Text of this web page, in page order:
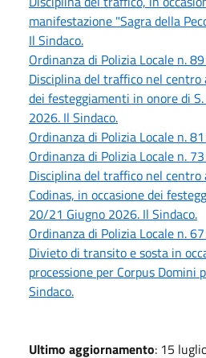
manifestazione "Sagra della
Il Sindaco.
Ordinanza di Polizia Locale n.
Disciplina del traffico nel
dei festeggiamenti in onore di
2026. Il Sindaco.
Ordinanza di Polizia Locale n.
Ordinanza di Polizia Locale n.
Disciplina del traffico nel
Codinas, in occasione dei
20/21 Giugno 2026. Il Sindaco.
Ordinanza di Polizia Locale n.
Divieto di transito e sosta in
processione per Corpus Domini
Sindaco.
Ultimo aggiornamento: 15